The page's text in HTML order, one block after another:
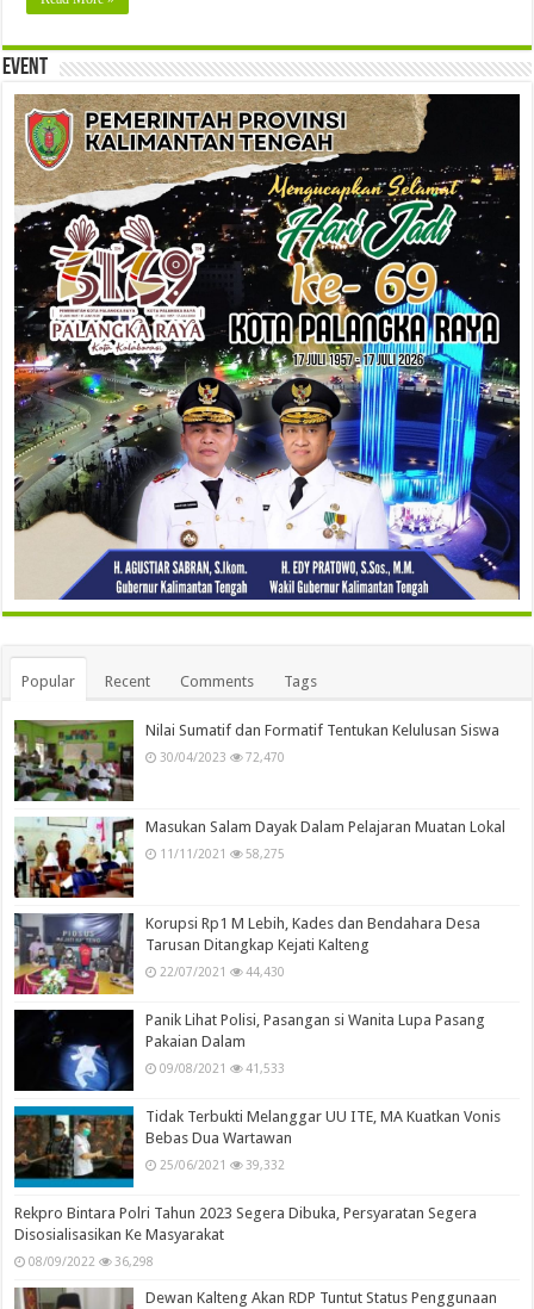
Event
Popular Recent Comments Tags
Nilai Sumatif dan Formatif Tentukan Kelulusan Siswa
30/04/2023 72,470
Masukan Salam Dayak Dalam Pelajaran Muatan Lokal
11/11/2021 58,275
Korupsi Rp1 M Lebih, Kades dan Bendahara Desa
Tarusan Ditangkap Kejati Kalteng
22/07/2021 44,430
Panik Lihat Polisi, Pasangan si Wanita Lupa Pasang
Pakaian Dalam
09/08/2021 41,533
Tidak Terbukti Melanggar UU ITE, MA Kuatkan Vonis
Bebas Dua Wartawan
25/06/2021 39,332
Rekpro Bintara Polri Tahun 2023 Segera Dibuka, Persyaratan Segera
Disosialisasikan Ke Masyarakat
08/09/2022 36,298
Dewan Kalteng Akan RDP Tuntut Status Penggunaan